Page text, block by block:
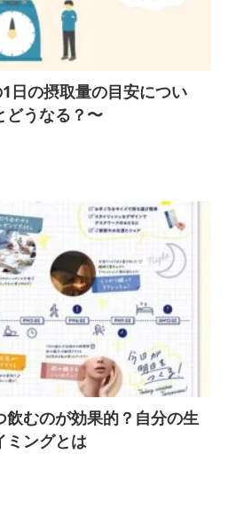
日の摂取量の目安につい
どうなる？〜
飲むのが効果的？自分の生
ミングとは